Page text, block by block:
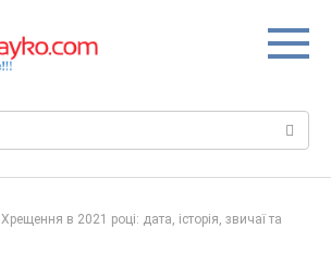
Хрещення в 2021 році: дата, історія, звичаї та